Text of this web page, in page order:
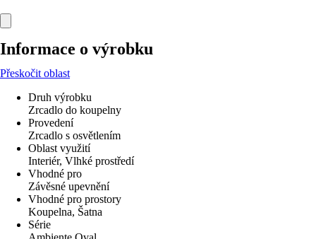
Informace o výrobku
Přeskočit oblast
Druh výrobku
Zrcadlo do koupelny
Provedení
Zrcadlo s osvětlením
Oblast využití
Interiér, Vlhké prostředí
Vhodné pro
Závěsné upevnění
Vhodné pro prostory
Koupelna, Šatna
Série